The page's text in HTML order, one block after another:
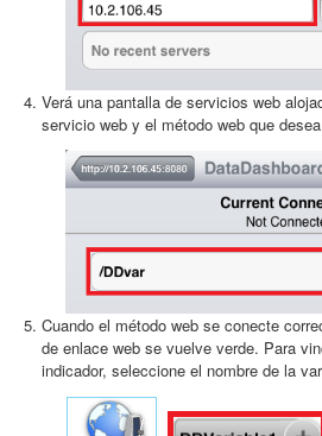
Verá una pantalla de servicios web
servicio web y el método web que
Cuando el método web se conecte
de enlace web se vuelve verde. Para
indicador, seleccione el nombre de la